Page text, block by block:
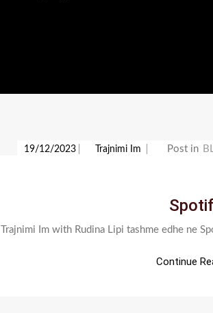
19/12/2023 Trajnimi Im Post in
Trajnimi Im with Rudina Lipi tashme edhe ne
Continue